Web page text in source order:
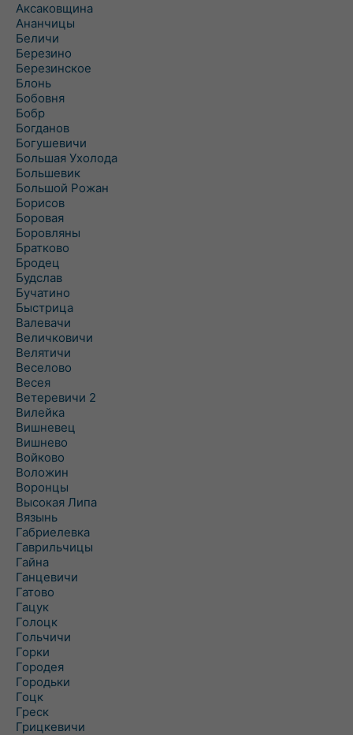
Аксаковщина
Ананчицы
Беличи
Березино
Березинское
Блонь
Бобовня
Бобр
Богданов
Богушевичи
Большая Ухолода
Большевик
Большой Рожан
Борисов
Боровая
Боровляны
Братково
Бродец
Будслав
Бучатино
Быстрица
Валевачи
Величковичи
Велятичи
Веселово
Весея
Ветеревичи 2
Вилейка
Вишневец
Вишнево
Войково
Воложин
Воронцы
Высокая Липа
Вязынь
Габриелевка
Гаврильчицы
Гайна
Ганцевичи
Гатово
Гацук
Голоцк
Гольчичи
Горки
Городея
Городьки
Гоцк
Греск
Грицкевичи